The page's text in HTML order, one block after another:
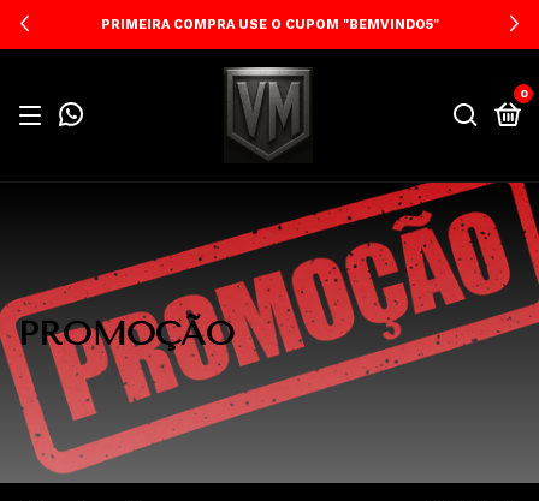
PRIMEIRA COMPRA USE O CUPOM "BEMVINDO5"
0
PROMOÇÃO